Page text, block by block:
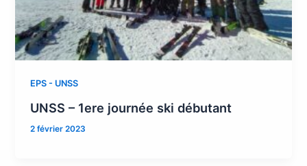
EPS - UNSS
UNSS – 1ere journée ski débutant
2 février 2023